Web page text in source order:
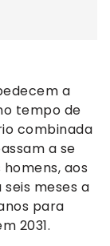
a
tempo de
combinada
a se
aos
meses a
para
2031.